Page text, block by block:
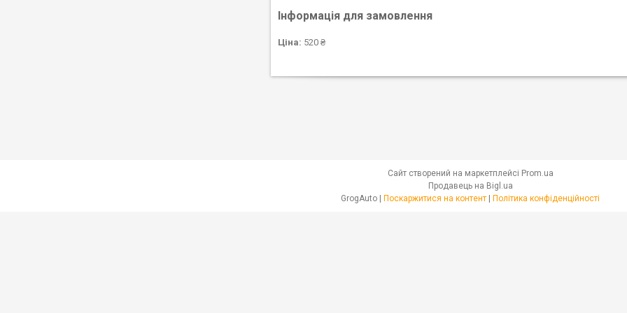
Інформація для замовлення
Ціна: 520 ₴
Сайт створений на маркетплейсі Prom.ua
Продавець на Bigl.ua
GrogAuto | Поскаржитися на контент | Політика конфіденційності